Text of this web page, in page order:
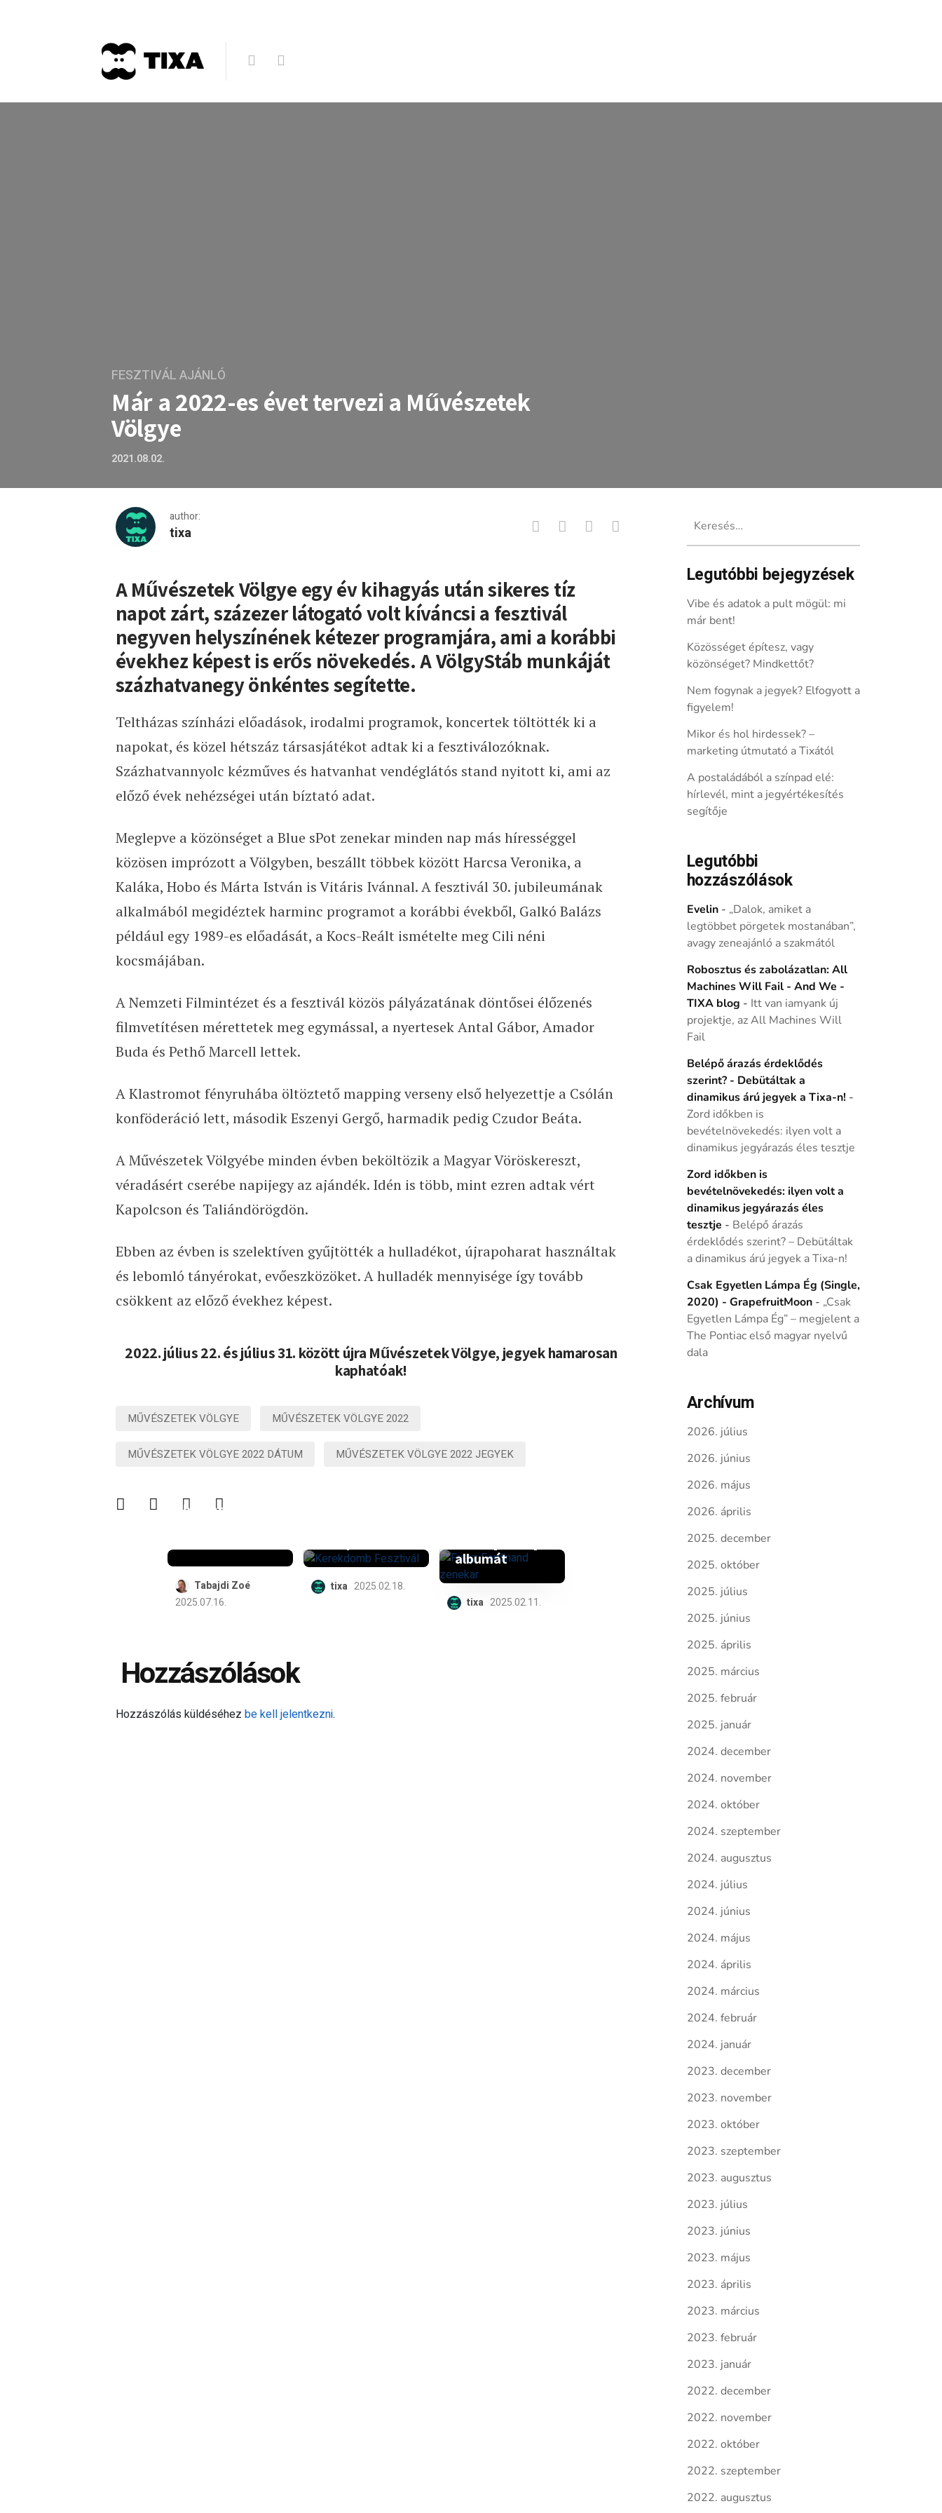
FESZTIVÁL AJÁNLÓ
Már a 2022-es évet tervezi a Művészetek
Völgye
2021.08.02.
author:
tixa
Már a 2022-es évet tervezi a Művészetek Völgye
A Művészetek Völgye egyév kihagyás után sikeres tíz
napot zárt, százezer látogató volt kíváncsi a fesztivál
negyven helyszínének kétezer programjára, ami a korábbi
évekhez képest is erős növekedés. A VölgyStáb munkáját
százhatvanegy önkéntes segítette.
Teltházas színházi előadások, irodalmi programok, koncertek töltötték ki a
napokat, és közel hétszáz társasjátékot adtak ki a fesztiválozóknak.
Százhatvannyolc kézműves és hatvanhat vendéglátós stand nyitott ki, ami az
előző évek nehézségei után bíztató adat.
Meglepve a közönséget a Blue sPot zenekar minden nap más hírességgel
közösen imprózott a Völgyben, beszállt többek között Harcsa Veronika, a
Kaláka, Hobo és Márta István is Vitáris Ivánnal. A fesztivál 30. jubileumának
alkalmából megidéztek harminc programot a korábbi évekből, Galkó Balázs
például egy 1989-es előadását, a Kocs-Reált ismételte meg Cili néni
kocsmájában.
A Nemzeti Filmintézet és a fesztivál közös pályázatának döntősei élőzenés
filmvetítésen mérettetek meg egymással, a nyertesek Antal Gábor, Amador
Buda és Pethő Marcell lettek.
A Klastromot fényruhába öltöztető mapping verseny első helyezettje a Csólán
konföderáció lett, második Eszenyi Gergő, harmadik pedig Czudor Beáta.
A Művészetek Völgyébe minden évben beköltözik a Magyar Vöröskereszt,
véradásért cserébe napijegy az ajándék. Idén is több, mint ezren adtak vért
Kapolcson és Taliándörögdön.
Ebben az évben is szelektíven gyűjtötték a hulladékot, újrapoharat használtak
és lebomló tányérokat, evőeszközöket. A hulladék mennyisége így tovább
csökkent az előző évekhez képest.
2022. július 22.és július 31. közöttújra Művészetek Völgye, jegyek hamarosan
kaphatóak!
MŰVÉSZETEK VÖLGYE MŰVÉSZETEK VÖLGYE 2022
MŰVÉSZETEK VÖLGYE 2022 DÁTUM MŰVÉSZETEK VÖLGYE 2022 JEGYEK
hamarosan
Tabajdi Zoé
2025.07.16.
tixa 2025.02.18.
albumát
tixa 2025.02.11.
Hozzászólások
Hozzászólás küldéséhez be kell jelentkezni.
Legutóbbi bejegyzések
Vibe és adatok a pult mögül: mi
már bent!
Közösséget építesz, vagy
közönséget? Mindkettőt?
Nem fogynak a jegyek? Elfogyott a
figyelem!
Mikor és hol hirdessek? –
marketing útmutató a Tixától
A postaládából a színpad elé:
hírlevél, mint a jegyértékesítés
segítője
Legutóbbi
hozzászólások
Evelin- „Dalok, amiket a
legtöbbet pörgetek mostanában”,
avagy zeneajánló a szakmától
Robosztus és zabolázatlan: All
Machines Will Fail - And We -
TIXA blog - Itt van iamyank új
projektje, az All Machines Will
Fail
Belépő árazás érdeklődés
szerint? - Debütáltak a
dinamikus árú jegyek a Tixa-n! -
Zord időkben is
bevételnövekedés: ilyen volt a
dinamikus jegyárazás éles tesztje
Zord időkben is
bevételnövekedés: ilyen volt a
dinamikus jegyárazás éles
tesztje - Belépő árazás
érdeklődés szerint? – Debütáltak
a dinamikus árú jegyek a Tixa-n!
Csak Egyetlen Lámpa Ég (Single,
2020) - GrapefruitMoon- „Csak
Egyetlen Lámpa Ég” – megjelent a
The Pontiac első magyar nyelvű
dala
Archívum
2026. július
2026. június
2026. május
2026. április
2025. december
2025. október
2025. július
2025. június
2025. április
2025. március
2025. február
2025. január
2024. december
2024. november
2024. október
2024. szeptember
2024. augusztus
2024. július
2024. június
2024. május
2024. április
2024. március
2024. február
2024. január
2023. december
2023. november
2023. október
2023. szeptember
2023. augusztus
2023. július
2023. június
2023. május
2023. április
2023. március
2023. február
2023. január
2022. december
2022. november
2022. október
2022. szeptember
2022. augusztus